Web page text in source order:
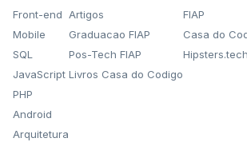
Front-end
Mobile
SQL
JavaScript
PHP
Android
Arquitetura
Artigos
Graduacao FIAP
Pos-Tech FIAP
Livros Casa do Codigo
FIAP
Casa do
Hipsters.tech